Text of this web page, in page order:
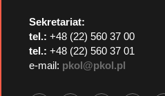
Sekretariat:
tel.: +48 (22) 560 37 00
tel.: +48 (22) 560 37 01
e-mail: pkol@pkol.pl